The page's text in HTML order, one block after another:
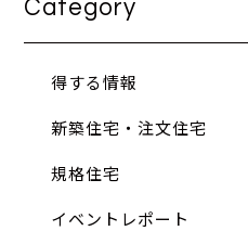
Category
得する情報
新築住宅・注文住宅
規格住宅
イベントレポート